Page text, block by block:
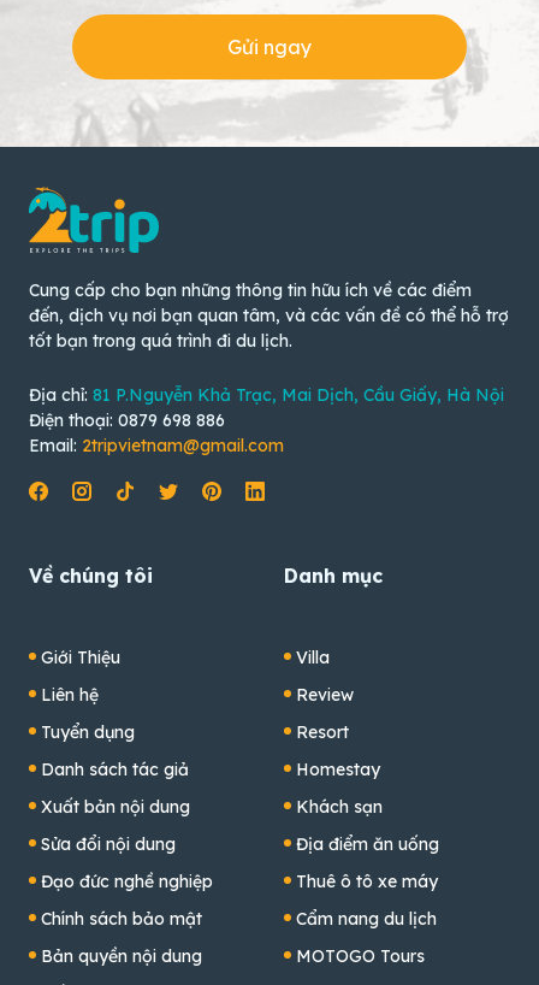
Gửi ngay
Cung cấp cho bạn những thông tin hữu ích về các điểm
đến, dịch vụ nơi bạn quan tâm, và các vấn đề có thể hỗ trợ
tốt bạn trong quá trình đi du lịch.
Địa chỉ: 81 P.Nguyễn Khả Trạc, Mai Dịch, Cầu Giấy, Hà Nội
Điện thoại: 0879 698 886
Email: 2tripvietnam@gmail.com
Về chúng tôi
Giới Thiệu
Liên hệ
Tuyển dụng
Danh sách tác giả
Xuất bản nội dung
Sửa đổi nội dung
Đạo đức nghề nghiệp
Chính sách bảo mật
Bản quyền nội dung
Danh mục
Villa
Review
Resort
Homestay
Khách sạn
Địa điểm ăn uống
Thuê ô tô xe máy
Cẩm nang du lịch
MOTOGO Tours